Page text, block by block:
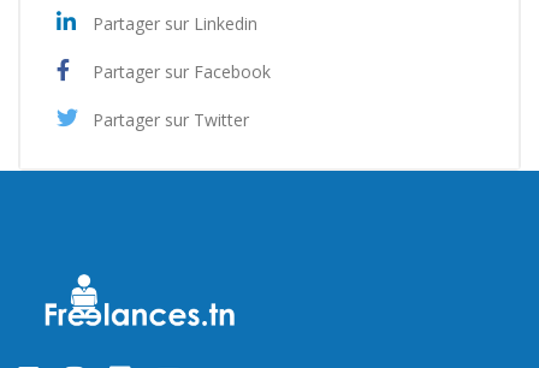
Partager sur Linkedin
Partager sur Facebook
Partager sur Twitter